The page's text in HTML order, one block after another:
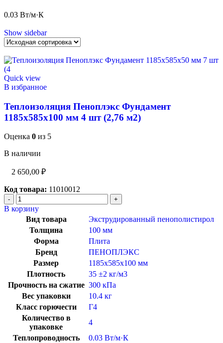
0.03 Вт/м·К
Show sidebar
Quick view
В избранное
Теплоизоляция Пеноплэкс Фундамент
1185x585x100 мм 4 шт (2,76 м2)
Оценка 0 из 5
В наличии
2 650,00 ₽
Код товара: 11010012
В корзину
Вид товара
Экструдированный пенополистирол
Толщина
100 мм
Форма
Плита
Бренд
ПЕНОПЛЭКС
Размер
1185x585x100 мм
Плотность
35 ±2 кг/м3
Прочность на сжатие 300 кПа
Вес упаковки
10.4 кг
Класс горючести
Г4
Количество в
упаковке
4
Теплопроводность
0.03 Вт/м·К